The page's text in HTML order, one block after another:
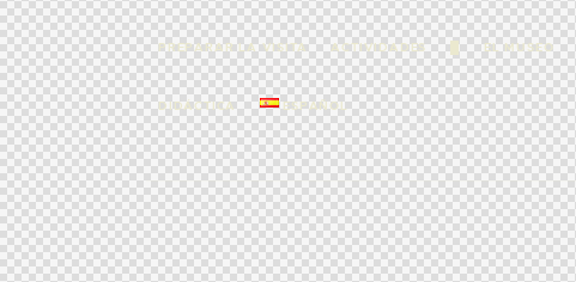
PREPARAR LA VISITA ACTIVIDADES █ EL MUSEO
DIDÁCTICA ESPAÑOL